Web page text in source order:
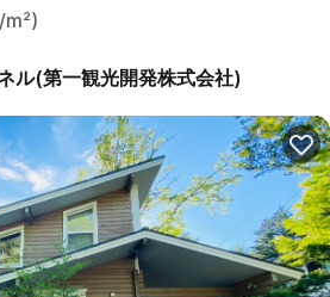
ル(第一観光開発株式会社)